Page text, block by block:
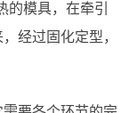
模具，在牵引
经过固化定型，